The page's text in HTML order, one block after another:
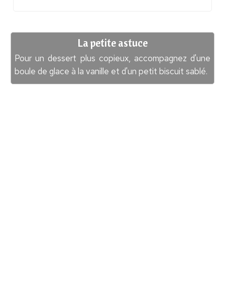
La petite astuce
Pour un dessert plus copieux, accompagnez d'une
boule de glace à la vanille et d'un petit biscuit sablé.